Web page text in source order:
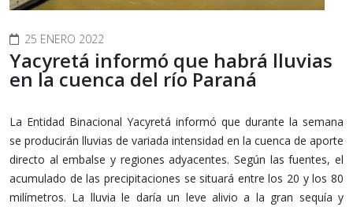
25 ENERO 2022
Yacyretá informó que habrá lluvias
en la cuenca del río Paraná
La Entidad Binacional Yacyretá informó que durante la semana
se producirán lluvias de variada intensidad en la cuenca de aporte
directo al embalse y regiones adyacentes. Según las fuentes, el
acumulado de las precipitaciones se situará entre los 20 y los 80
milímetros. La lluvia le daría un leve alivio a la gran sequía y